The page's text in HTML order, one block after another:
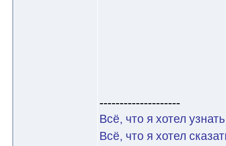
--------------------
Всё, что я хотел
Всё, что я хотел